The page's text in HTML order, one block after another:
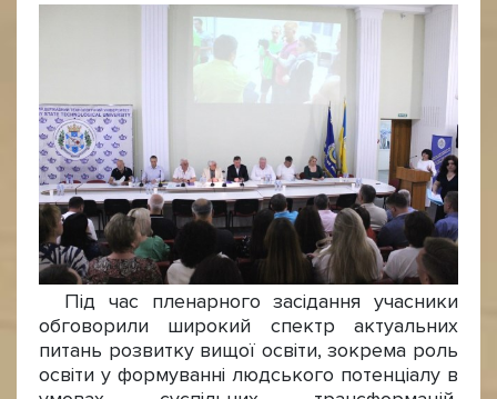
Під час пленарного засідання учасники
обговорили широкий спектр актуальних
питань розвитку вищої освіти, зокрема роль
освіти у формуванні людського потенціалу в